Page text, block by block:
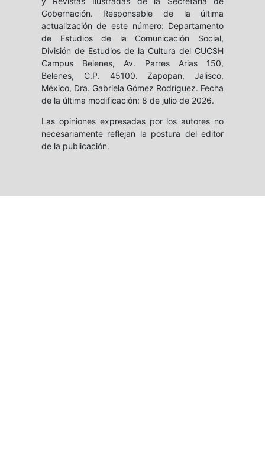
Gobernación. Responsable de la última
actualización de este número: Departamento
de Estudios de la Comunicación Social,
División de Estudios de la Cultura del CUCSH
Campus Belenes, Av. Parres Arias 150,
Belenes, C.P. 45100. Zapopan, Jalisco,
México, Dra. Gabriela Gómez Rodríguez. Fecha
de la última modificación: 8 de julio de 2026.
Las opiniones expresadas por los autores no
necesariamente reflejan la postura del editor
de la publicación.